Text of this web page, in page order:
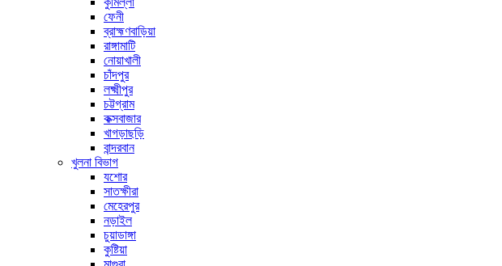
ফেনী
ব্রাহ্মণবাড়িয়া
রাঙ্গামাটি
নোয়াখালী
চাঁদপুর
লক্ষ্মীপুর
চট্টগ্রাম
কক্সবাজার
খাগড়াছড়ি
বান্দরবান
খুলনা বিভাগ
যশোর
সাতক্ষীরা
মেহেরপুর
নড়াইল
চুয়াডাঙ্গা
কুষ্টিয়া